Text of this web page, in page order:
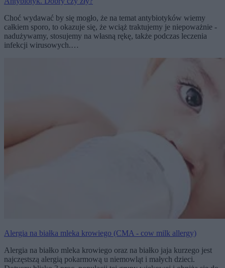
Choć wydawać by się mogło, że na temat antybiotyków wiemy
całkiem sporo, to okazuje się, że wciąż traktujemy je niepoważnie -
nadużywamy, stosujemy na własną rękę, także podczas leczenia
infekcji wirusowych.…
Alergia na białka mleka krowiego (CMA - cow milk allergy)
Alergia na białko mleka krowiego oraz na białko jaja kurzego jest
najczęstszą alergią pokarmową u niemowląt i małych dzieci.